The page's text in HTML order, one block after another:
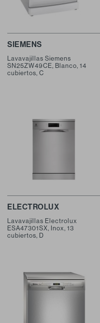
SIEMENS
Lavavajillas Siemens
SN25ZW49CE, Blanco, 14
cubiertos, C
ELECTROLUX
Lavavajillas Electrolux
ESA47301SX, Inox, 13
cubiertos, D